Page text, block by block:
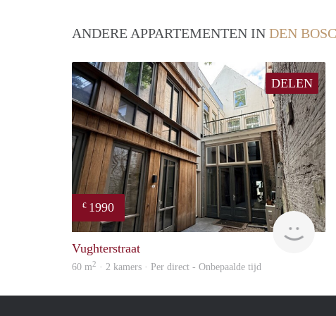
ANDERE APPARTEMENTEN IN DEN
DELEN
€ 1990
Next
Vughterstraat
60 m2 · 2 kamers · Per direct - Onbepaalde tijd